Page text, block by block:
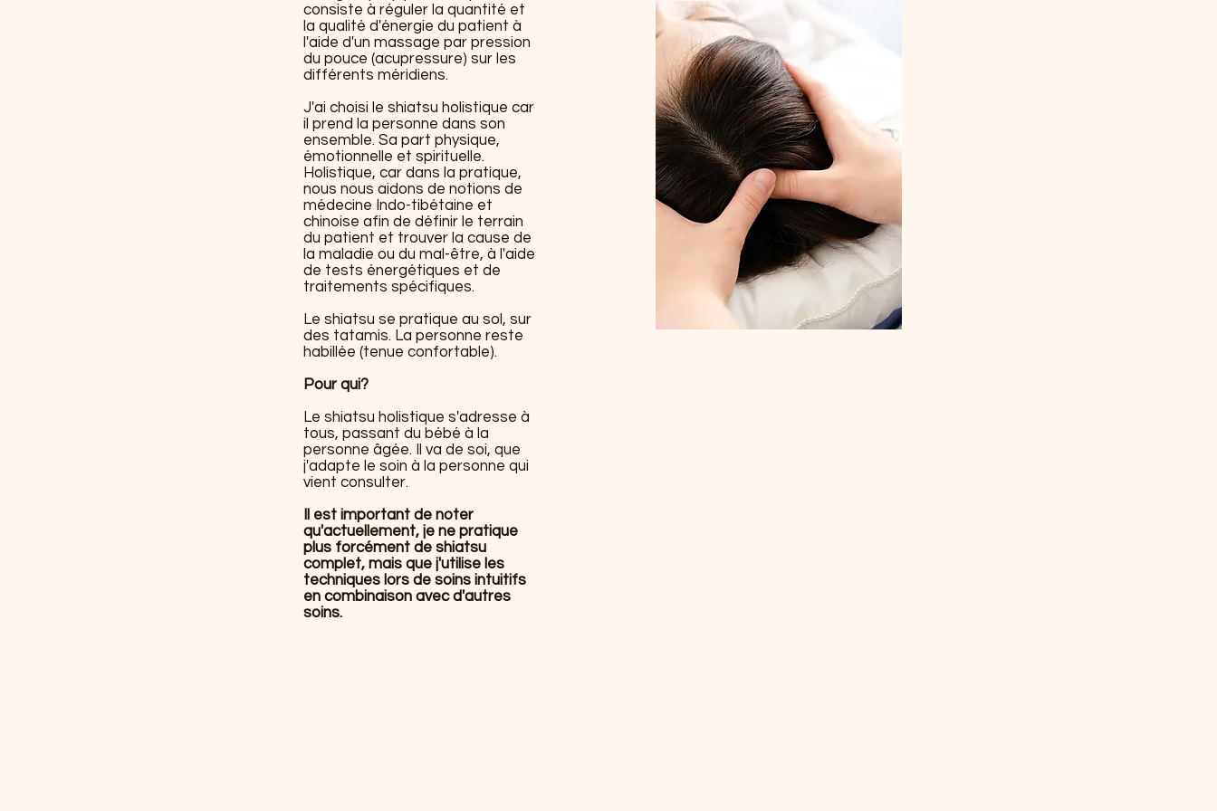
consiste à réguler la quantité et
la qualité d'énergie du patient à
l'aide d'un massage par pression
du pouce (acupressure) sur les
différents méridiens.
J'ai choisi le shiatsu holistique car
il prend la personne dans son
ensemble. Sa part physique,
émotionnelle et spirituelle.
Holistique, car dans la pratique,
nous nous aidons de notions de
médecine Indo-tibétaine et
chinoise afin de définir le terrain
du patient et trouver la cause de
la maladie ou du mal-être, à l'aide
de tests énergétiques et de
traitements spécifiques.
Le shiatsu se pratique au sol, sur
des tatamis. La personne reste
habillée (tenue confortable).
Pour qui?
Le shiatsu holistique s'adresse à
tous, passant du bébé à la
personne âgée. Il va de soi, que
j'adapte le soin à la personne qui
vient consulter.
Il est important de noter
qu'actuellement, je ne pratique
plus forcément de shiatsu
complet, mais que j'utilise les
techniques lors de soins intuitifs
en combinaison avec d'autres
soins.